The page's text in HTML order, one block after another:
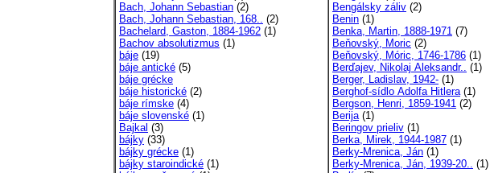
Bach, Johann Sebastian (2)
Bach, Johann Sebastian, 168.. (2)
Bachelard, Gaston, 1884-1962 (1)
Bachov absolutizmus (1)
báje (19)
báje antické (5)
báje grécke
báje historické (2)
báje rímske (4)
báje slovenské (1)
Bajkal (3)
bájky (33)
bájky grécke (1)
bájky staroindické (1)
Bengálsky záliv (2)
Benin (1)
Benka, Martin, 1888-1971 (7)
Beňovský, Moric (2)
Beňovský, Móric, 1746-1786 (1)
Berďajev, Nikolaj Aleksandr.. (1)
Berger, Ladislav, 1942- (1)
Berghof-sídlo Adolfa Hitlera(1)
Bergson, Henri, 1859-1941 (2)
Berija(1)
Beringov prieliv (1)
Berka, Mirek, 1944-1987 (1)
Berky-Mrenica, Ján (1)
Berky-Mrenica, Ján, 1939-20.. (1)